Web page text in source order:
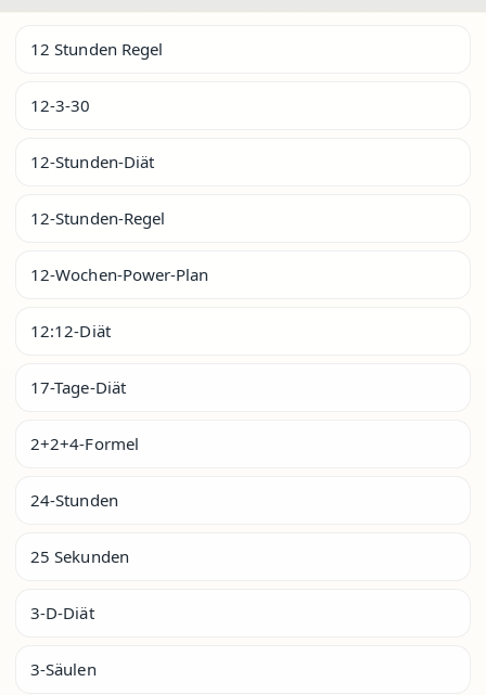
12 Stunden Regel
12-3-30
12-Stunden-Diät
12-Stunden-Regel
12-Wochen-Power-Plan
12:12-Diät
17-Tage-Diät
2+2+4-Formel
24-Stunden
25 Sekunden
3-D-Diät
3-Säulen